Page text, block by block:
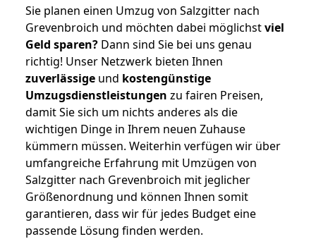
Sie planen einen Umzug von Salzgitter nach
Grevenbroich und möchten dabei möglichstviel
Geld sparen? Dann sind Sie bei uns genau
richtig! Unser Netzwerk bieten Ihnen
zuverlässige und kostengünstige
Umzugsdienstleistungen zu fairen Preisen,
damit Sie sich um nichts anderes als die
wichtigen Dinge in Ihrem neuen Zuhause
kümmern müssen. Weiterhin verfügen wir über
umfangreiche Erfahrung mit Umzügen von
Salzgitter nach Grevenbroich mit jeglicher
Größenordnung und können Ihnen somit
garantieren, dass wir für jedes Budget eine
passende Lösung finden werden.